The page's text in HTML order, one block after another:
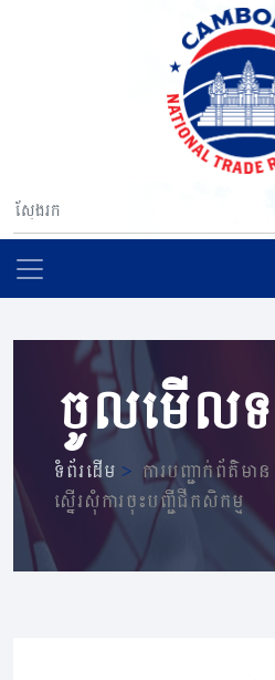
ចូលមើលទ
ទំព័រដើម> ការបញ្ជាក់ព័ត៌មា
ស្នើរសុំការចុះបញ្ជីជីកសិកម្ម